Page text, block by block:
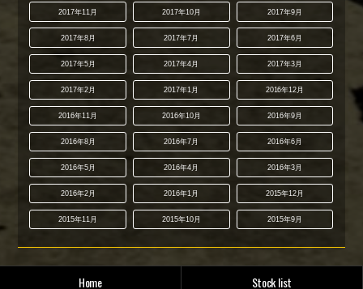
2017年11月 2017年10月 2017年9月
2017年8月 2017年7月 2017年6月
2017年5月 2017年4月 2017年3月
2017年2月 2017年1月 2016年12月
2016年11月 2016年10月 2016年9月
2016年8月 2016年7月 2016年6月
2016年5月 2016年4月 2016年3月
2016年2月 2016年1月 2015年12月
2015年11月 2015年10月 2015年9月
Home Stock list